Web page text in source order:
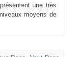
une très
moyens de